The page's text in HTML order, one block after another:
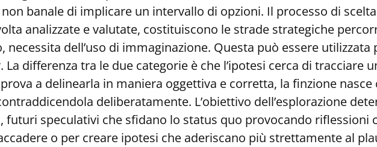
banale di implicare un intervallo di opzioni. Il processo di
analizzate e valutate, costituiscono le strade strategiche
necessita dell’uso di immaginazione. Questa può essere
differenza tra le due categorie è che l’ipotesi cerca di tracciare
a delinearla in maniera oggettiva e corretta, la finzione
deliberatamente. L’obiettivo dell’esplorazione
futuri speculativi che sfidano lo status quo provocando riflessioni
o per creare ipotesi che aderiscano più strettamente al